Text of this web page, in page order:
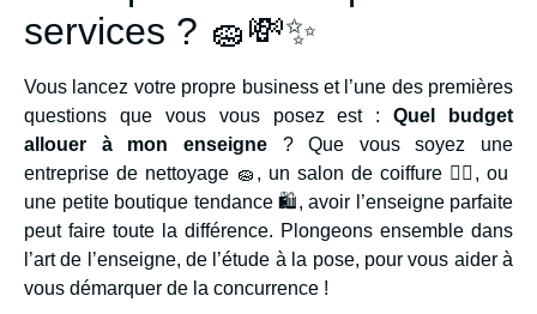
services ? 🧽💸✨
Vous lancez votre propre business et l’une des premières
questions que vous vous posez est :Quel budget
allouer à mon enseigne ? Que vous soyez une
entreprise de nettoyage 🧽, un salon de coiffure 💇‍♂️, ou
une petite boutique tendance 🛍️, avoir l’enseigne parfaite
peut faire toute la différence. Plongeons ensemble dans
l’art de l’enseigne, de l’étude à la pose, pour vous aider à
vous démarquer de la concurrence !